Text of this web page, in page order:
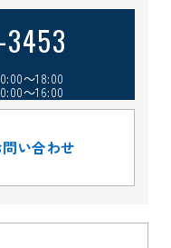
～18:00
～16:00
い合わせ